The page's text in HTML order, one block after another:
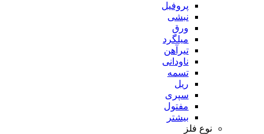
پروفیل
نبشی
ورق
میلگرد
تیرآهن
ناودانی
تسمه
ریل
سپری
مفتول
بیشتر
نوع فلز